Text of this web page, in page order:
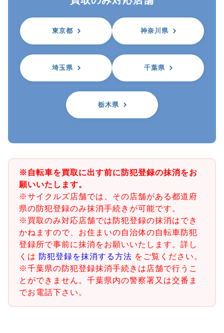
東京都 神奈川県
埼玉県 千葉県
栃木県
※自転車を買取に出す前に防犯登録の抹消をお
願いいたします。
※サイクルズ店舗では、その店舗がある都道府
県の防犯登録のみ抹消手続きが可能です。
※買取のみ対応店舗では防犯登録の抹消はでき
かねますので、お住まいの自治体の自転車防犯
登録所で事前に抹消をお願いいたします。詳し
くは 防犯登録を抹消する方法 をご覧ください。
※千葉県の防犯登録抹消手続きは店舗で行うこ
とができません。千葉県内の警察署又は交番ま
でお電話下さい。